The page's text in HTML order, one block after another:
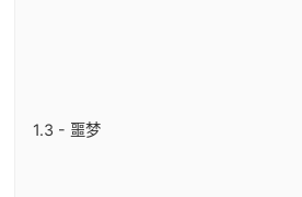
1.3 - 噩梦